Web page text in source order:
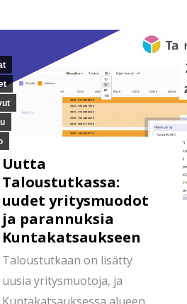
Uutta
Taloustutkassa:
uudet yritysmuodot
ja parannuksia
Kuntakatsaukseen
Taloustutkaan on lisätty
uusia yritysmuotoja, ja